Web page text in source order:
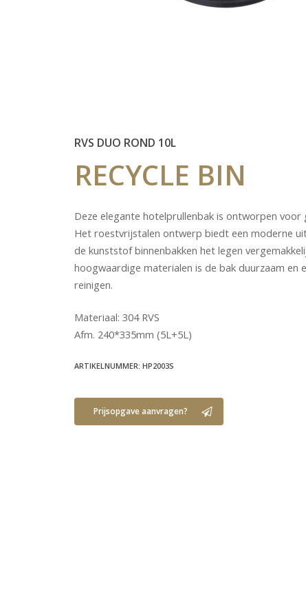
RVS DUO ROND 10L
RECYCLE BIN
Deze elegante hotelprullenbak is ontworpen voor
Het roestvrijstalen ontwerp biedt een moderne
de kunststof binnenbakken het legen
hoogwaardige materialen is de bak duurzaam en
reinigen.
Materiaal: 304 RVS
Afm. 240*335mm (5L+5L)
ARTIKELNUMMER: HP2003S
Prijsopgave aanvragen?